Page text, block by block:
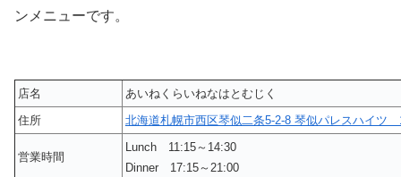
ンメニューです。
店名
あいねくらいねなはとむじく
住所
北海道札幌市西区琴似二条5-2-8 琴似パレスハイツ
営業時間
Lunch 11:15～14:30
Dinner 17:15～21:00